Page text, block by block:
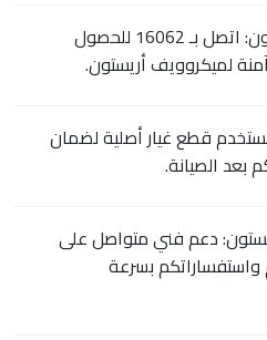
رقم صيانة ميكروويف أريستون: اتصل بـ 16062 للحصول
لميكروويف أريستون.
قطع غيار أصلية لضمان
بعد الصيانة.
دعم فني متواصل على
بسرعة